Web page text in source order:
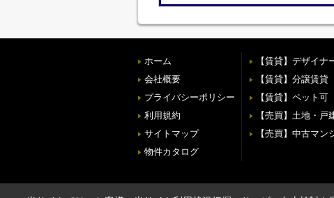
ホーム
会社概要
プライバシーポリシー
利用規約
サイトマップ
物件カタログ
【賃貸】デザイナ
【賃貸】分譲賃貸
【賃貸】ペット可
【売買】土地・戸
【売買】中古マン